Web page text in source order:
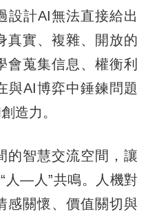
設計AI無法直接給出
真實、複雜、開放的
會蒐集信息、權衡利
與AI博弈中錘鍊問題
造力。
智慧交流空間，讓
人—人”共鳴。人機對
感關懷、價值關切與